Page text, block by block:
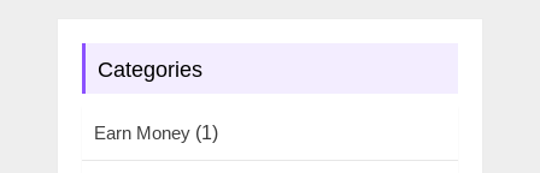
Categories
Earn Money (1)